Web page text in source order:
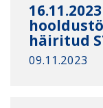
häiritud
09.11.2023